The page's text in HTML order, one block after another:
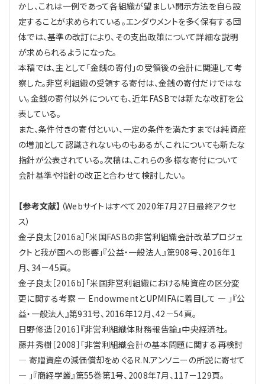
かし、これは一例であって各組織が望ましい開示方法を自ら設
定することが求められている。エンダウメントを多く保有する団
体では、基準の改訂により、その支出政策について詳細な説明
が求められるようになった。
本稿では、主として「金銭の寄付」の受領後の会計に関連して考
察した。非営利組織の受領する寄付は、金銭の寄付だけではな
い。金銭の寄付以外についても、近年FASBでは新たな改訂を公
表している。
また、条件付きの寄付といい、一定の条件を満たすまでは純資産
の増加として認識されないものもあるが、これについても新たな
指針が公表されている。次稿は、これらの多様な寄付について
会計基準や指針の改正と合わせて検討したい。
【参考文献】 （Webサイトはすべて2020年7月27日最終アクセ
ス）
金子良太［2016a］「米国FASBの非営利組織会計改革プロジェ
クトと我が国への影響」『公益・一般法人』第908号、2016年1
月、34－45頁。
金子良太［2016b］「米国非営利組織における純資産の区分変
更に関する考察 ― EndowmentとUPMIFAに着目して ― 」『公
益・一般法人』第931号、2016年12月、42－54頁。
日野修造［2016］『非営利組織体財務報告論』中央経済社。
藤井秀樹［2008］「非営利組織会計の基本問題に関する再検討
― 寄贈資産の減価償却をめぐるR.N.アンソニーの所説に寄せて
― 」『商経学叢』第55巻第1号、2008年7月、117－129頁。